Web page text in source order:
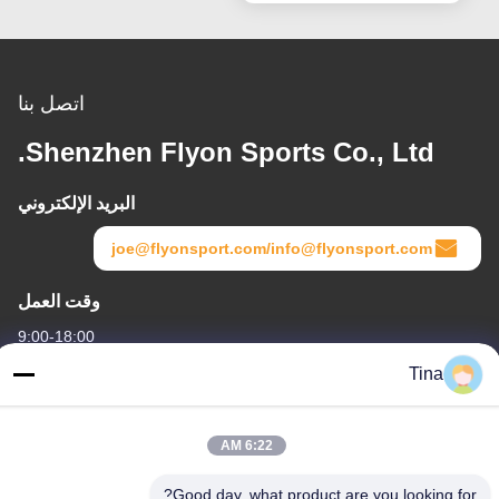
اتصل بنا
Shenzhen Flyon Sports Co., Ltd.
البريد الإلكتروني
joe@flyonsport.com/info@flyonsport.com
وقت العمل
9:00-18:00
Tina
6:22 AM
Good day, what product are you looking for?